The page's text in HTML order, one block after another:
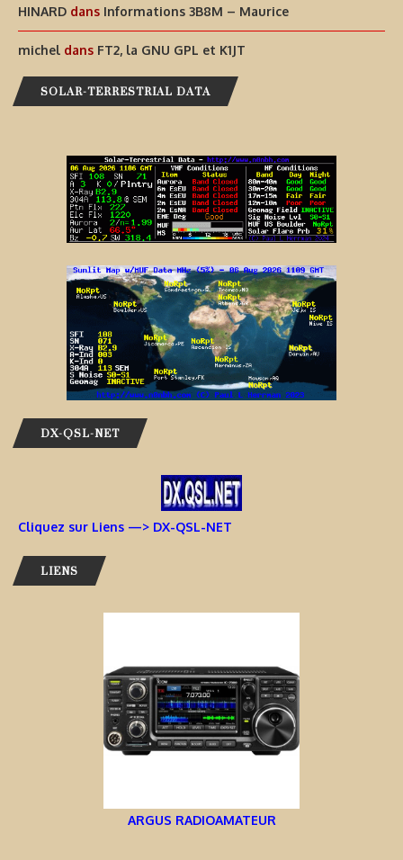
HINARD dans Informations 3B8M – Maurice
michel dans FT2, la GNU GPL et K1JT
SOLAR-TERRESTRIAL DATA
DX-QSL-NET
Cliquez sur Liens —> DX-QSL-NET
LIENS
ARGUS RADIOAMATEUR